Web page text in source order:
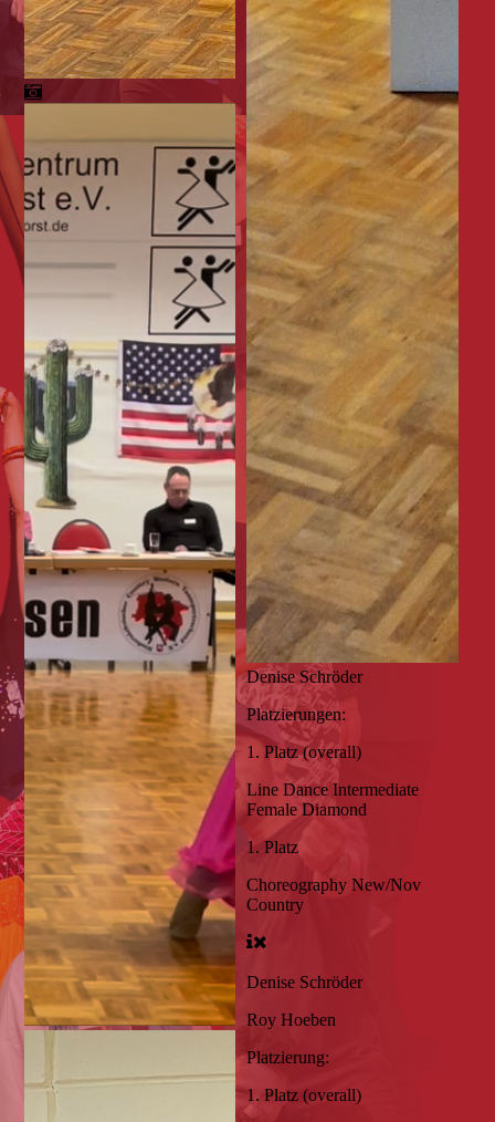
Denise Schröder
Platzierungen:
1. Platz (overall)
Line Dance Intermediate
Female Diamond
1. Platz
Choreography New/Nov
Country
Denise Schröder
Roy Hoeben
Platzierung:
1. Platz (overall)